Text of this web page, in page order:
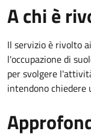
A chi è
Il servizio è rivolto
l'occupazione di
per svolgere
intendono chiedere